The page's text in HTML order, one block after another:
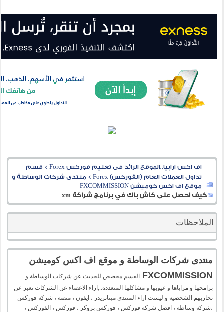
اف اكس ارابيا..الموقع الرائد فى تعليم فوركس Forex > قسم
تداول العملات العام (الفوركس) Forex
> منتدى شركات الوساطة و
موقع اف اكس كوميشن FXCOMMISSION
كيف احصل على كاش باك في برنامج شراكة xm
الملاحظات
منتدى شركات الوساطة و موقع اف اكس كوميشن
FXCOMMISSION
القسم مخصص للحديث عن شركات الوساطة و
برامجها و مزاياها و عيوبها و مشاكلها المتعددة..,اراء الاعضاء عن الشركات تعبر عن
تجاربهم الشخصية و ليست اراء المنتدى ميتاتريدر ، ايفون ، منصة ، شركة فوركس
،شركة وساطة ، افضل شركة فوركس ، فوركس بروكر ، فوركس ، الفوركس ،